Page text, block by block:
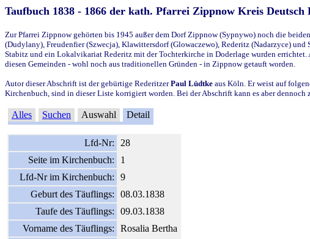
Taufbuch 1838 - 1866 der kath. Pfarrei Zippnow Kreis Deutsch
Zur Pfarrei Zippnow gehörten bis 1945 außer dem Dorf Zippnow (Sypnywo) noch die
(Dudylany), Freudenfier (Szwecja), Klawittersdorf (Glowaczewo), Rederitz (Nadarzyce)
Stabitz und ein Lokalvikariat Rederitz mit der Tochterkirche in Doderlage wurden errichtet.
diesen Gemeinden - wohl noch aus traditionellen Gründen - in Zippnow getauft worden.
Autor dieser Abschrift ist der gebürtige RederitzerPaul Lüdtke aus Köln. Er weist auf
Kirchenbuch, sind in dieser Liste korrigiert worden. Bei der Abschrift kann es aber
Alles Suchen Auswahl Detail
Lfd-Nr:
28
Seite im Kirchenbuch:
1
Lfd-Nr im Kirchenbuch:
9
Geburt des Täuflings:
08.03.1838
Taufe des Täuflings:
09.03.1838
Vorname des Täuflings:
Rosalia Bertha